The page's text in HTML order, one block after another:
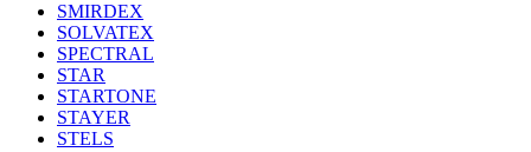
SMIRDEX
SOLVATEX
SPECTRAL
STAR
STARTONE
STAYER
STELS